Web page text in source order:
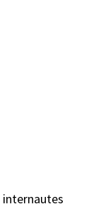
internautes